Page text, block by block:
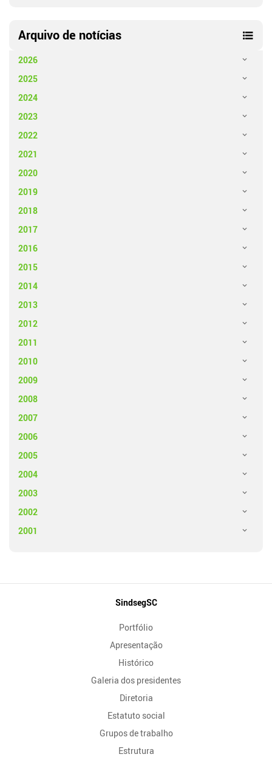
Arquivo de notícias
2026
2025
2024
2023
2022
2021
2020
2019
2018
2017
2016
2015
2014
2013
2012
2011
2010
2009
2008
2007
2006
2005
2004
2003
2002
2001
SindsegSC
Portfólio
Apresentação
Histórico
Galeria dos presidentes
Diretoria
Estatuto social
Grupos de trabalho
Estrutura